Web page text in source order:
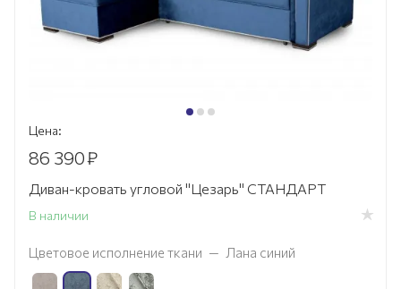
Цена:
86 390₽
Диван-кровать угловой "Цезарь" СТАНДАРТ
В наличии
Цветовое исполнение ткани — Лана синий